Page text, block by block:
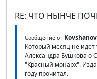
RE: ЧТО НЫНЧЕ
Сообщение от Kovshanov
Который месяц не идет
Александра Бушкова о
"Красный монарх".
году прочитал.